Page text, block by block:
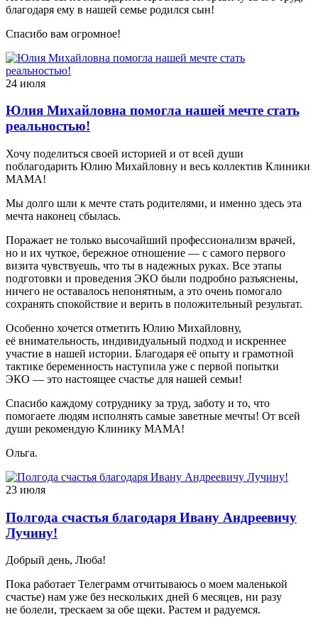
благодаря ему в нашей семье родился сын!
Спасибо вам огромное!
24 июля
Юлия Михайловна помогла нашей мечте стать
реальностью!
Хочу поделиться своей историей и от всей души
поблагодарить Юлию Михайловну и весь коллектив Клиники
МАМА!
Мы долго шли к мечте стать родителями, и именно здесь эта
мечта наконец сбылась.
Поражает не только высочайший профессионализм врачей,
но и их чуткое, бережное отношение — с самого первого
визита чувствуешь, что ты в надежных руках. Все этапы
подготовки и проведения ЭКО были подробно разъяснены,
ничего не оставалось непонятным, а это очень помогало
сохранять спокойствие и верить в положительный результат.
Особенно хочется отметить Юлию Михайловну,
её внимательность, индивидуальный подход и искреннее
участие в нашей истории. Благодаря её опыту и грамотной
тактике беременность наступила уже с первой попытки
ЭКО — это настоящее счастье для нашей семьи!
Спасибо каждому сотруднику за труд, заботу и то, что
помогаете людям исполнять самые заветные мечты! От всей
души рекомендую Клинику МАМА!
Ольга.
23 июля
Полгода счастья благодаря Ивану Андреевичу
Лучину!
Добрый день, Люба!
Пока работает Телеграмм отчитываюсь о моем маленькой
счастье) нам уже без нескольких дней 6 месяцев, ни разу
не болели, трескаем за обе щеки. Растем и радуемся.